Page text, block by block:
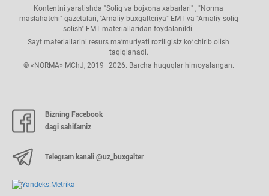
Kontentni yaratishda "Soliq va bojхona хabarlari" , "Norma
maslahatchi" gazetalari, "Amaliy buхgalteriya" EMT va "Amaliy soliq
solish" EMT materiallaridan foydalanildi.
Sayt materiallarini resurs ma’muriyati roziligisiz koʻchirib olish
taqiqlanadi.
© «NORMA» MChJ, 2019–2026. Barcha huquqlar himoyalangan.
Bizning Facebook
dagi sahifamiz
Telegram kanali @uz_buxgalter